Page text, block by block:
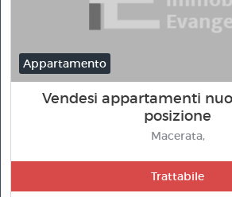
Appartamento
Vendesi appartamenti
posizione
Macerata,
Trattabile